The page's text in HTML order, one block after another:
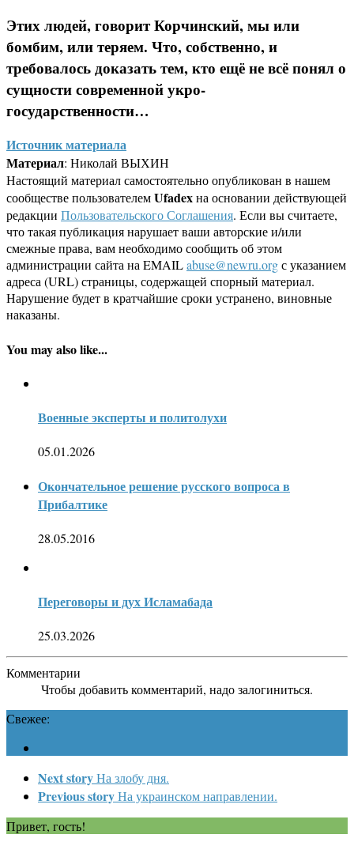
Этих людей, говорит Корчинский, мы или
бомбим, или теряем. Что, собственно, и
требовалось доказать тем, кто ещё не всё понял о
сущности современной укро-
государственности…
Источник материала
Материал: Николай ВЫХИН
Настоящий материал самостоятельно опубликован в нашем
сообществе пользователемUfadexна основании действующей
редакции Пользовательского Соглашения. Если вы считаете,
что такая публикация нарушает ваши авторские и/или
смежные права, вам необходимо сообщить об этом
администрации сайта на EMAILabuse@newru.orgс указанием
адреса (URL) страницы, содержащей спорный материал.
Нарушение будет в кратчайшие сроки устранено, виновные
наказаны.
You may also like...
Военные эксперты и политолухи
05.01.2026
Окончательное решение русского вопроса в
Прибалтике
28.05.2016
Переговоры и дух Исламабада
25.03.2026
Комментарии
Чтобы добавить комментарий, надо залогиниться.
Свежее:
Next storyНа злобу дня.
Previous storyНа украинском направлении.
Привет, гость!